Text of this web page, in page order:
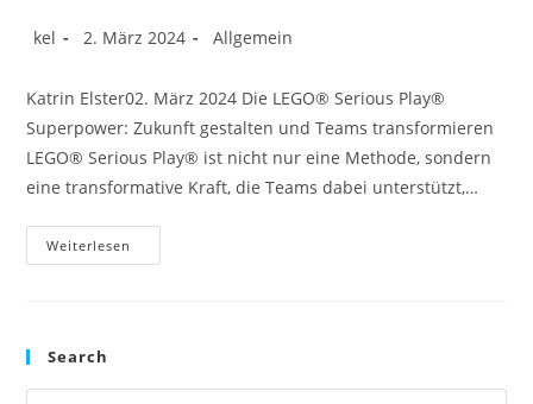
Beitrags-
kel
Beitrag
2. März 2024
Beitrags-
Allgemein
Katrin Elster02. März 2024 Die LEGO® Serious Play®
Superpower: Zukunft gestalten und Teams transformieren
LEGO® Serious Play® ist nicht nur eine Methode, sondern
eine transformative Kraft, die Teams dabei unterstützt,…
Weiterlesen
LEGO®
Transformieren
Search